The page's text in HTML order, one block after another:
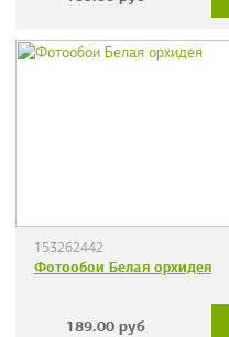
153262442
Фотообои Белая орхидея
189.00 руб